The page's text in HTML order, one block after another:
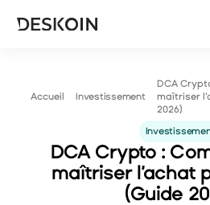
Accueil Investissement
DCA
maîtriser
2026)
DCA Crypto :
maîtriser l’achat
(Guide